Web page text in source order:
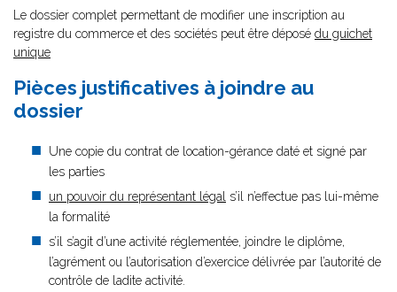
Le dossier complet permettant de modifier une inscription au
registre du commerce et des sociétés peut être déposé du guichet
unique
Pièces justificatives à joindre au
dossier
Une copie du contrat de location-gérance daté et signé par
les parties
un pouvoir du représentant légal s’il n’effectue pas lui-même
la formalité
s’il s’agit d’une activité réglementée, joindre le diplôme,
l’agrément ou l’autorisation d’exercice délivrée par l’autorité de
contrôle de ladite activité.